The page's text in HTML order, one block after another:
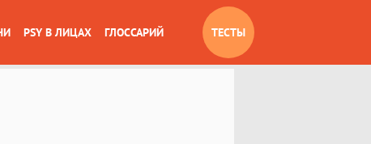
PSY В ЛИЦАХ ГЛОССАРИЙ ТЕСТЫ